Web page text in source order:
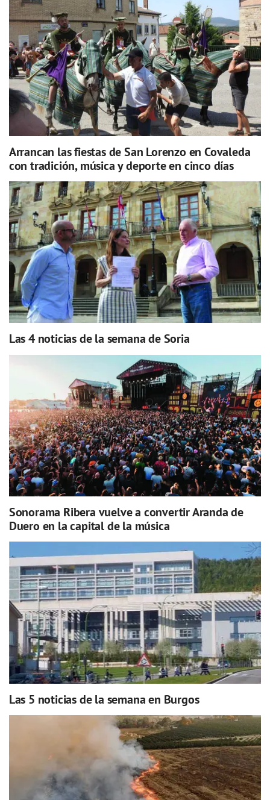
Arrancan las fiestas de San Lorenzo en Covaleda
con tradición, música y deporte en cinco días
Las 4 noticias de la semana de Soria
Sonorama Ribera vuelve a convertir Aranda de
Duero en la capital de la música
Las 5 noticias de la semana en Burgos